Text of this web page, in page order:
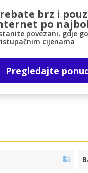
naših
brz i
po
povezani, gdje
cijenama
Pregledajte